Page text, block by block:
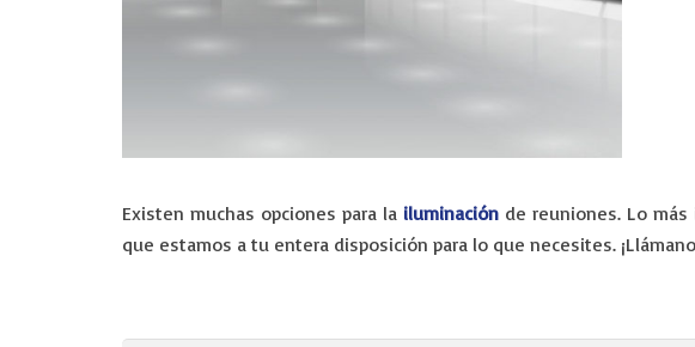
Existen muchas opciones para la iluminación de reuniones. Lo
que estamos a tu entera disposición para lo que necesites.